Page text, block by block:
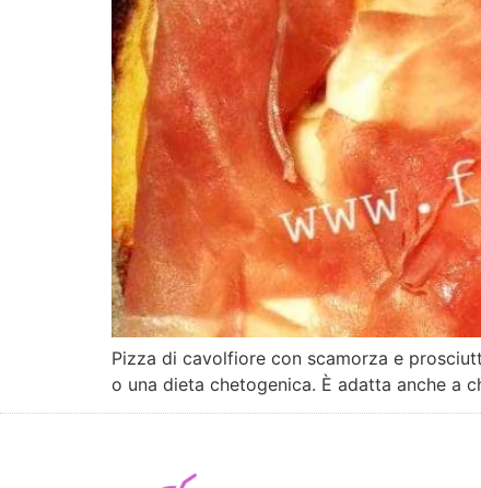
Pizza di cavolfiore con scamorza e
o una dieta chetogenica. È adatta anche a